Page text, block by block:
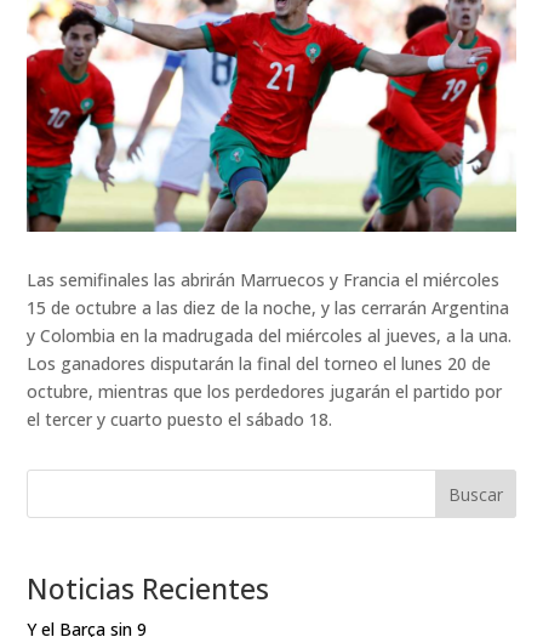
Las semifinales las abrirán Marruecos y Francia el miércoles
15 de octubre a las diez de la noche, y las cerrarán Argentina
y Colombia en la madrugada del miércoles al jueves, a la una.
Los ganadores disputarán la final del torneo el lunes 20 de
octubre, mientras que los perdedores jugarán el partido por
el tercer y cuarto puesto el sábado 18.
Buscar
Noticias Recientes
Y el Barça sin 9